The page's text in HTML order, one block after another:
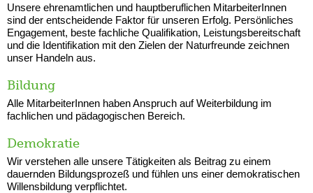
Unsere ehrenamtlichen und hauptberuflichen MitarbeiterInnen
sind der entscheidende Faktor für unseren Erfolg. Persönliches
Engagement, beste fachliche Qualifikation, Leistungsbereitschaft
und die Identifikation mit den Zielen der Naturfreunde zeichnen
unser Handeln aus.
Bildung
Alle MitarbeiterInnen haben Anspruch auf Weiterbildung im
fachlichen und pädagogischen Bereich.
Demokratie
Wir verstehen alle unsere Tätigkeiten als Beitrag zu einem
dauernden Bildungsprozeß und fühlen uns einer demokratischen
Willensbildung verpflichtet.